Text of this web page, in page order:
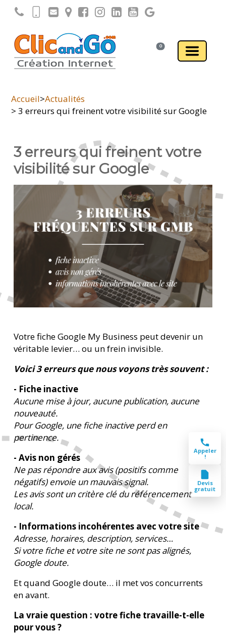
0
Accueil>Actualités
> 3 erreurs qui freinent votre visibilité sur Google
3 erreurs qui freinent votre
visibilité sur Google
Votre fiche Google My Business peut devenir un
véritable levier… ou un frein invisible.
Voici 3 erreurs que nous voyons très souvent :
- Fiche inactive
Aucune mise à jour, aucune publication, aucune
nouveauté.
Pour Google, une fiche inactive perd en
pertinence.
- Avis non gérés
Ne pas répondre aux avis (positifs comme
négatifs) envoie un mauvais signal.
Les avis sont un critère clé du référencement
local.
- Informations incohérentes avec votre site
Adresse, horaires, description, services…
Si votre fiche et votre site ne sont pas alignés,
Google doute.
Et quand Google doute… il met vos concurrents
en avant.
La vraie question : votre fiche travaille-t-elle
pour vous ?
Appeler
!
Devis
gratuit